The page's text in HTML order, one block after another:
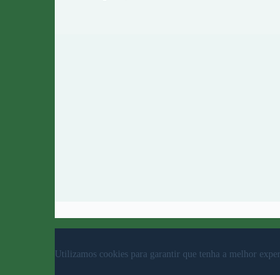
Utilizamos cookies para garantir que tenha a melhor
© 2023 Rio Ave Futebol Clube